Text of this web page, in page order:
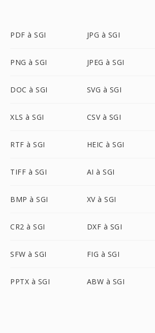
PDF à SGI JPG à SGI
PNG à SGI JPEG à SGI
DOC à SGI SVG à SGI
XLS à SGI CSV à SGI
RTF à SGI HEIC à SGI
TIFF à SGI AI à SGI
BMP à SGI XV à SGI
CR2 à SGI DXF à SGI
SFW à SGI FIG à SGI
PPTX à SGI ABW à SGI